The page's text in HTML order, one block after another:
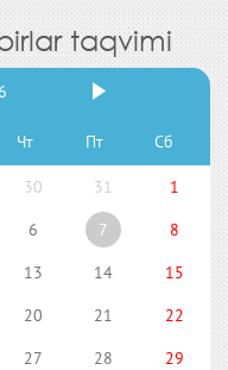
taqvimi
Чт Пт Сб
30 31
1
6 7
8
13 14
15
20 21
22
27 28
29